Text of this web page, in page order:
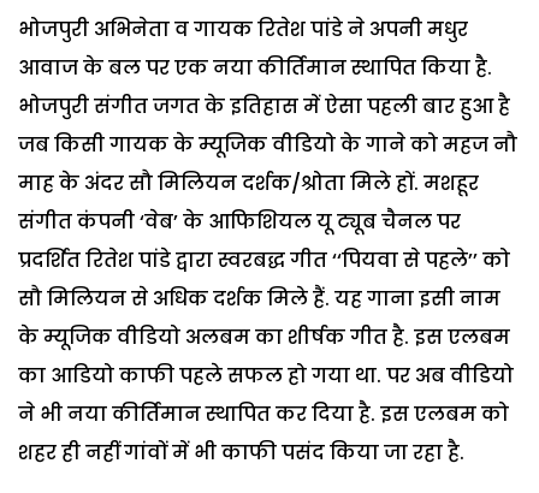
भोजपुरी अभिनेता व गायक रितेश पांडे ने अपनी मधुर
आवाज के बल पर एक नया कीर्तिमान स्थापित किया है.
भोजपुरी संगीत जगत के इतिहास में ऐसा पहली बार हुआ है
जब किसी गायक के म्यूजिक वीडियो के गाने को महज नौ
माह के अंदर सौ मिलियन दर्शक/श्रोता मिले हों. मशहूर
संगीत कंपनी ‘वेब’ के आफिशियल यू ट्यूब चैनल पर
प्रदर्शित रितेश पांडे द्वारा स्वरबद्ध गीत ‘‘पियवा से पहले’’ को
सौ मिलियन से अधिक दर्शक मिले हैं. यह गाना इसी नाम
के म्यूजिक वीडियो अलबम का शीर्षक गीत है. इस एलबम
का आडियो काफी पहले सफल हो गया था. पर अब वीडियो
ने भी नया कीर्तिमान स्थापित कर दिया है. इस एलबम को
शहर ही नहीं गांवों में भी काफी पसंद किया जा रहा है.